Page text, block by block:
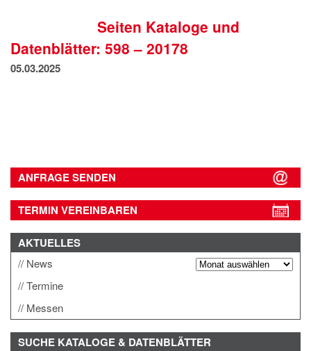
DATENSCHUTZSeiten Kataloge und
Datenblätter: 598 – 20178
05.03.2025
ANFRAGE SENDEN
TERMIN VEREINBAREN
AKTUELLES
News
Termine
Messen
SUCHE KATALOGE & DATENBLÄTTER